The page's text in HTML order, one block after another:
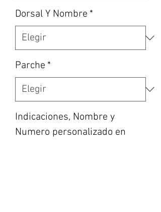
Dorsal Y Nombre *
Parche *
Indicaciones, Nombre y
Numero personalizado en